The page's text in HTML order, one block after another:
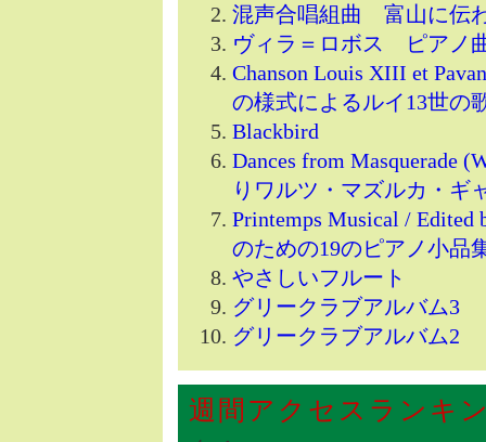
混声合唱組曲 富山に伝
ヴィラ＝ロボス ピアノ
Chanson Louis XIII et
の様式によるルイ13世の
Blackbird
Dances from Masquerade
りワルツ・マズルカ・ギ
Printemps Musical /
のための19のピアノ小品
やさしいフルート
グリークラブアルバム3
グリークラブアルバム2
週間アクセスランキ